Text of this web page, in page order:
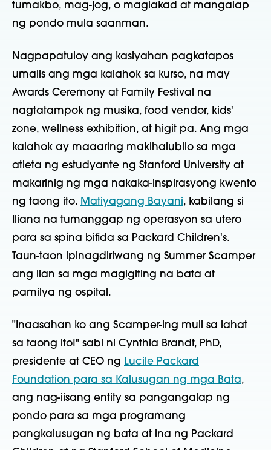
tumakbo, mag-jog, o maglakad at mangalap
ng pondo mula saanman.
Nagpapatuloy ang kasiyahan pagkatapos
umalis ang mga kalahok sa kurso, na may
Awards Ceremony at Family Festival na
nagtatampok ng musika, food vendor, kids'
zone, wellness exhibition, at higit pa. Ang mga
kalahok ay maaaring makihalubilo sa mga
atleta ng estudyante ng Stanford University at
makarinig ng mga nakaka-inspirasyong kwento
ng taong ito. Matiyagang Bayani, kabilang si
Iliana na tumanggap ng operasyon sa utero
para sa spina bifida sa Packard Children's.
Taun-taon ipinagdiriwang ng Summer Scamper
ang ilan sa mga magigiting na bata at
pamilya ng ospital.
"Inaasahan ko ang Scamper-ing muli sa lahat
sa taong ito!" sabi ni Cynthia Brandt, PhD,
presidente at CEO ng Lucile Packard
Foundation para sa Kalusugan ng mga Bata,
ang nag-iisang entity sa pangangalap ng
pondo para sa mga programang
pangkalusugan ng bata at ina ng Packard